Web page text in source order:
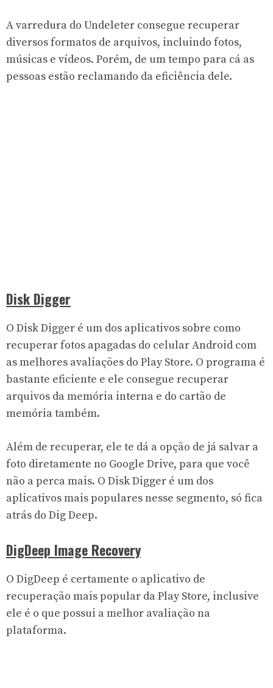
A varredura do Undeleter consegue recuperar
diversos formatos de arquivos, incluindo fotos,
músicas e vídeos. Porém, de um tempo para cá as
pessoas estão reclamando da eficiência dele.
Disk Digger
O Disk Digger é um dos aplicativos sobre como
recuperar fotos apagadas do celular Android com
as melhores avaliações do Play Store. O programa é
bastante eficiente e ele consegue recuperar
arquivos da memória interna e do cartão de
memória também.
Além de recuperar, ele te dá a opção de já salvar a
foto diretamente no Google Drive, para que você
não a perca mais. O Disk Digger é um dos
aplicativos mais populares nesse segmento, só fica
atrás do Dig Deep.
DigDeep Image Recovery
O DigDeep é certamente o aplicativo de
recuperação mais popular da Play Store, inclusive
ele é o que possui a melhor avaliação na
plataforma.